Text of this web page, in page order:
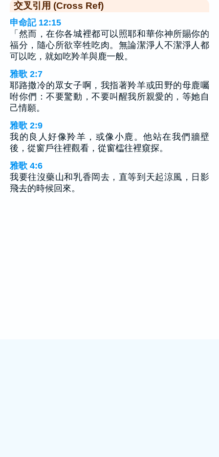
交叉引用 (Cross Ref)
申命記 12:15
「然而，在你各城裡都可以照耶和華你神所賜你的
福分，隨心所欲宰牲吃肉。無論潔淨人不潔淨人都
可以吃，就如吃羚羊與鹿一般。
雅歌 2:7
耶路撒冷的眾女子啊，我指著羚羊或田野的母鹿囑
咐你們：不要驚動，不要叫醒我所親愛的，等她自
己情願。
雅歌 2:9
我的良人好像羚羊，或像小鹿。他站在我們牆壁
後，從窗戶往裡觀看，從窗櫺往裡窺探。
雅歌 4:6
我要往沒藥山和乳香岡去，直等到天起涼風，日影
飛去的時候回來。